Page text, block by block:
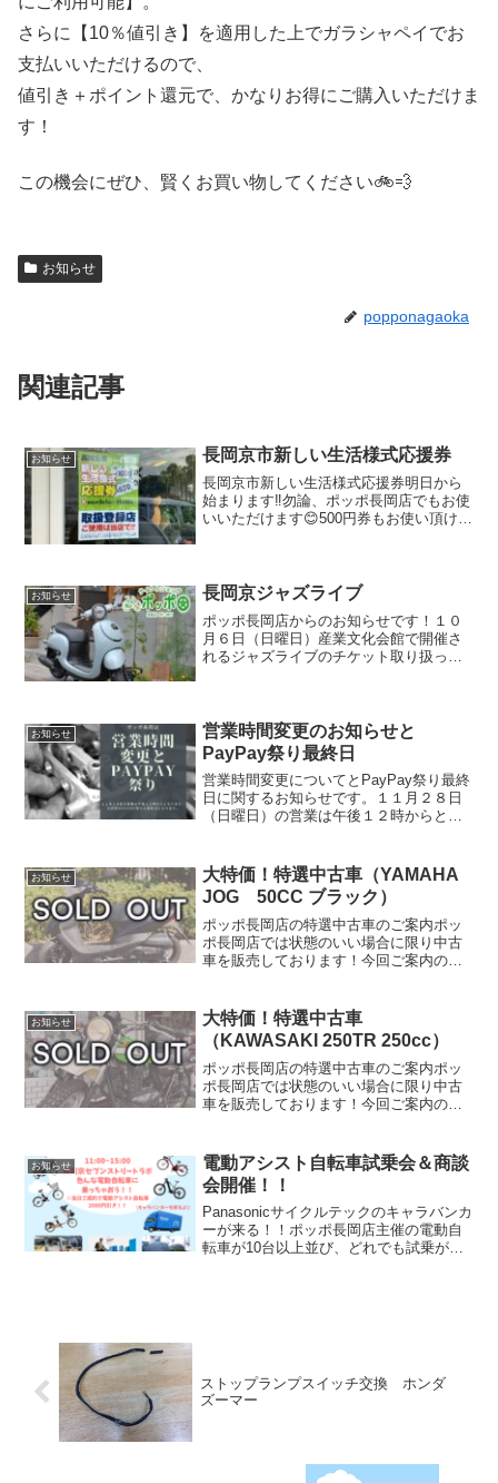
さらに【10％値引き】を適用した上でガラシャペイでお
支払いいただけるので、
値引き＋ポイント還元で、かなりお得にご購入いただけま
す！
この機会にぜひ、賢くお買い物してください🚲💨
お知らせ
popponagaoka
関連記事
お知らせ 長岡京市新しい生活様式応援券
長岡京市新しい生活様式応援券明日から
始まります‼️勿論、ポッポ長岡店でもお使
いいただけます😊500円券もお使い頂けま
にお使い頂けます...
お知らせ 長岡京ジャズライブ
ポッポ長岡店からのお知らせです！１０
月６日（日曜日）産業文化会館で開催さ
れるジャズライブのチケット取り扱って
乗車や展示車、各種メーカ...
お知らせ
営業時間変更のお知らせと
PayPay祭り最終日
営業時間変更についてとPayPay祭り最終
日に関するお知らせです。１１月２８日
（日曜日）の営業は午後１２時からとな
をお掛けしてしまいますがよろしくお願
いします。そして、...
お知らせ
大特価！特選中古車（YAMAHA
JOG 50CC ブラック）
ポッポ長岡店の特選中古車のご案内ポッ
ポ長岡店では状態のいい場合に限り中古
車を販売しております！今回ご案内の中
ならし走行が終わってこれからと言うぐ
らい状態...
お知らせ
大特価！特選中古車
（KAWASAKI 250TR 250cc）
ポッポ長岡店の特選中古車のご案内ポッ
ポ長岡店では状態のいい場合に限り中古
車を販売しております！今回ご案内の中
とまだまだ現役の状態です。シンプルな
外観にク...
お知らせ
電動アシスト自転車試乗会＆商談
会開催！！
Panasonicサイクルテックのキャラバンカ
ーが来る！！ポッポ長岡店主催の電動自
転車が10台以上並び、どれでも試乗がで
ストップランプスイッチ交換 ホンダ
ズーマー